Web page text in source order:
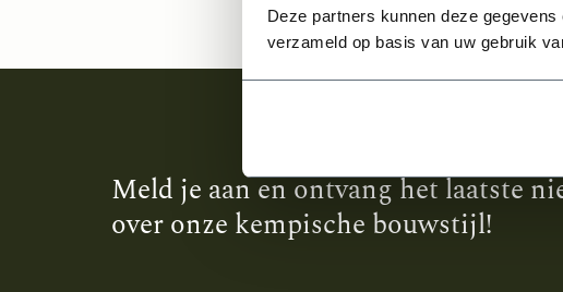
Deze partners kunnen deze
verzameld op basis van uw gebruik
Meld je aan en ontvang het laatste
over onze kempische bouwstijl!